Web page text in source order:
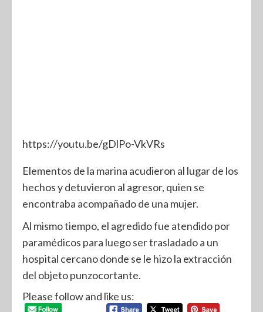
https://youtu.be/gDlPo-VkVRs
Elementos de la marina acudieron al lugar de los
hechos y detuvieron al agresor, quien se
encontraba acompañado de una mujer.
Al mismo tiempo, el agredido fue atendido por
paramédicos para luego ser trasladado a un
hospital cercano donde se le hizo la extracción
del objeto punzocortante.
Please follow and like us: